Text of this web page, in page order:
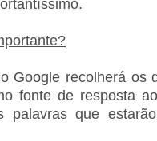
Google recolherá os
fonte de resposta
palavras que